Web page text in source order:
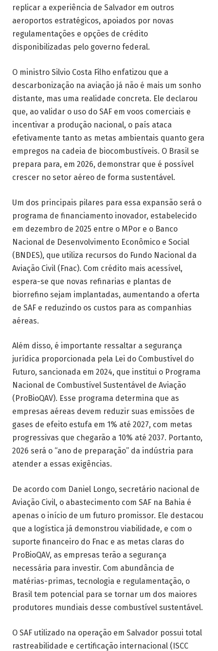
replicar a experiência de Salvador em outros
aeroportos estratégicos, apoiados por novas
regulamentações e opções de crédito
disponibilizadas pelo governo federal.
O ministro Silvio Costa Filho enfatizou que a
descarbonização na aviação já não é mais um sonho
distante, mas uma realidade concreta. Ele declarou
que, ao validar o uso do SAF em voos comerciais e
incentivar a produção nacional, o país ataca
efetivamente tanto as metas ambientais quanto gera
empregos na cadeia de biocombustíveis. O Brasil se
prepara para, em 2026, demonstrar que é possível
crescer no setor aéreo de forma sustentável.
Um dos principais pilares para essa expansão será o
programa de financiamento inovador, estabelecido
em dezembro de 2025 entre o MPor e o Banco
Nacional de Desenvolvimento Econômico e Social
(BNDES), que utiliza recursos do Fundo Nacional da
Aviação Civil (Fnac). Com crédito mais acessível,
espera-se que novas refinarias e plantas de
biorrefino sejam implantadas, aumentando a oferta
de SAF e reduzindo os custos para as companhias
aéreas.
Além disso, é importante ressaltar a segurança
jurídica proporcionada pela Lei do Combustível do
Futuro, sancionada em 2024, que institui o Programa
Nacional de Combustível Sustentável de Aviação
(ProBioQAV). Esse programa determina que as
empresas aéreas devem reduzir suas emissões de
gases de efeito estufa em 1% até 2027, com metas
progressivas que chegarão a 10% até 2037. Portanto,
2026 será o “ano de preparação” da indústria para
atender a essas exigências.
De acordo com Daniel Longo, secretário nacional de
Aviação Civil, o abastecimento com SAF na Bahia é
apenas o início de um futuro promissor. Ele destacou
que a logística já demonstrou viabilidade, e com o
suporte financeiro do Fnac e as metas claras do
ProBioQAV, as empresas terão a segurança
necessária para investir. Com abundância de
matérias-primas, tecnologia e regulamentação, o
Brasil tem potencial para se tornar um dos maiores
produtores mundiais desse combustível sustentável.
O SAF utilizado na operação em Salvador possui total
rastreabilidade e certificação internacional (ISCC